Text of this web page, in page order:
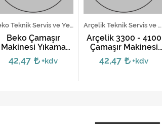
Beko Teknik Servis ve Yedek Parça Hizmetleri
Beko Çamaşır
Makinesi Yıkama
Motoru - 7 ve 8
Soket
42,47 +kdv
Arçelik Teknik Servis ve Yedek Parça Hizmetleri
Arçelik 3300 - 4100
Çamaşır Makinesi
Motoru
42,47 +kdv